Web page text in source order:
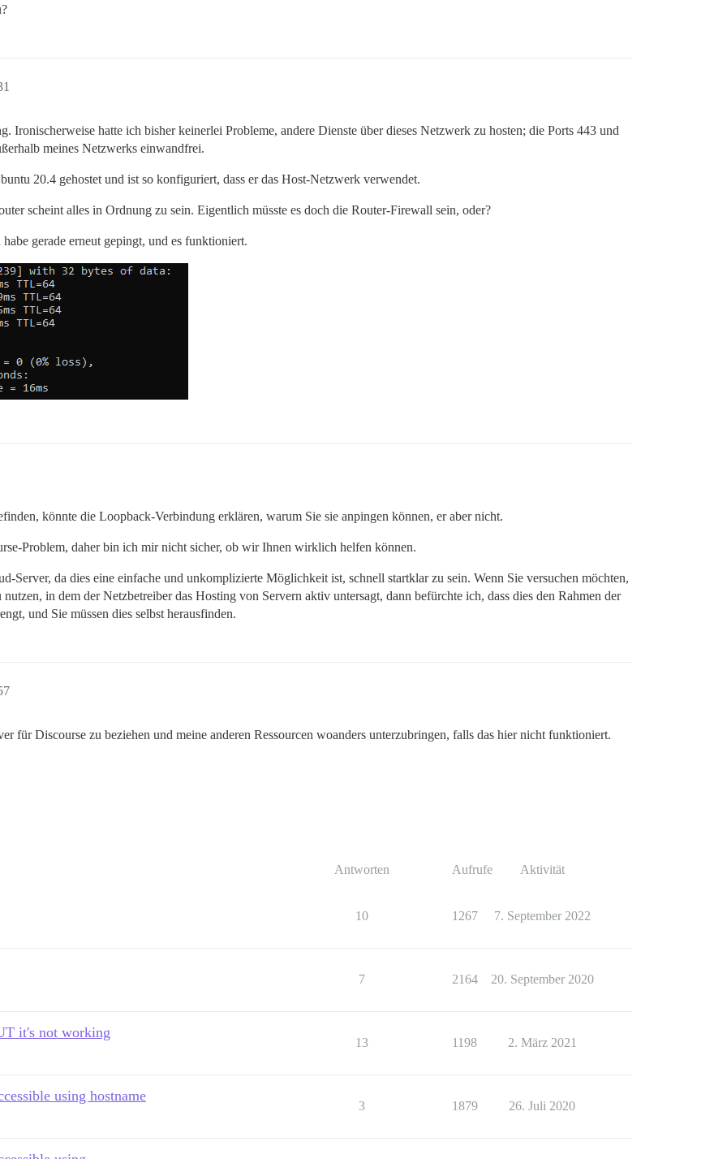
Ironischerweise hatte ich bisher keinerlei Probleme, andere Dienste über dieses Netzwerk zu hosten; die Ports 443 und
meines Netzwerks einwandfrei.
20.4 gehostet und ist so konfiguriert, dass er das Host-Netzwerk verwendet.
scheint alles in Ordnung zu sein. Eigentlich müsste es doch die Router-Firewall sein, oder?
gerade erneut gepingt, und es funktioniert.
könnte die Loopback-Verbindung erklären, warum Sie sie anpingen können, er aber nicht.
Problem, daher bin ich mir nicht sicher, ob wir Ihnen wirklich helfen können.
Server, da dies eine einfache und unkomplizierte Möglichkeit ist, schnell startklar zu sein. Wenn Sie versuchen möchten,
in dem der Netzbetreiber das Hosting von Servern aktiv untersagt, dann befürchte ich, dass dies den Rahmen der
und Sie müssen dies selbst herausfinden.
für Discourse zu beziehen und meine anderen Ressourcen woanders unterzubringen, falls das hier nicht funktioniert.
Antworten Aufrufe Aktivität
10 1267 7. September 2022
7 2164 20. September 2020
it's not working
13 1198 2. März 2021
using hostname
3 1879 26. Juli 2020